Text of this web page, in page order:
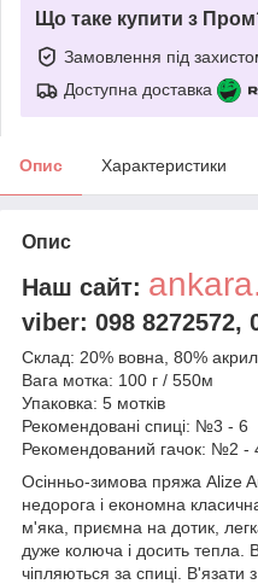
Що таке купити з
Замовлення під
Доступна доставка
Опис Характеристики
Опис
Наш сайт:
viber: 098 8272572,
Склад: 20% вовна, 80% акрил
Вага мотка: 100 г / 550м
Упаковка: 5 мотків
Рекомендовані спиці: №3 - 6
Рекомендований гачок: №2 -
Осінньо-зимова пряжа Alize
недорога і економна
м'яка, приємна на дотик,
дуже колюча і досить тепла.
чіпляються за спиці.